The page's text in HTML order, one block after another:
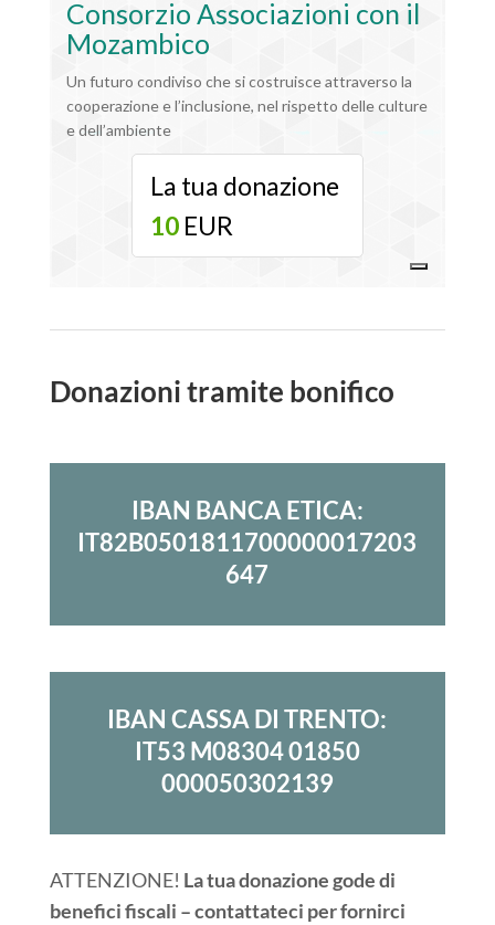
Donazioni tramite bonifico
IBAN BANCA ETICA:
IT82B0501811700000017203
647
IBAN CASSA DI TRENTO:
IT53 M08304 01850
000050302139
ATTENZIONE! La tua donazione gode di
benefici fiscali – contattateci per fornirci